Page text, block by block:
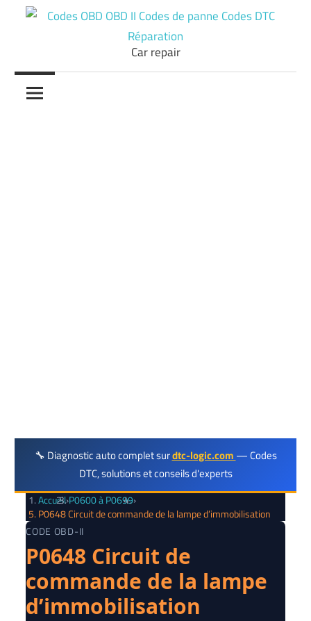
Skip
Codes
OBD
Car repair
🔧 Diagnostic auto complet surdtc-logic.com — Codes
DTC, solutions et conseils d'experts
Accueil›P0600 à P0699›
P0648 Circuit de commande de la lampe d’immobilisation
CODE OBD-II
P0648 Circuit de
commande de la lampe
d’immobilisation